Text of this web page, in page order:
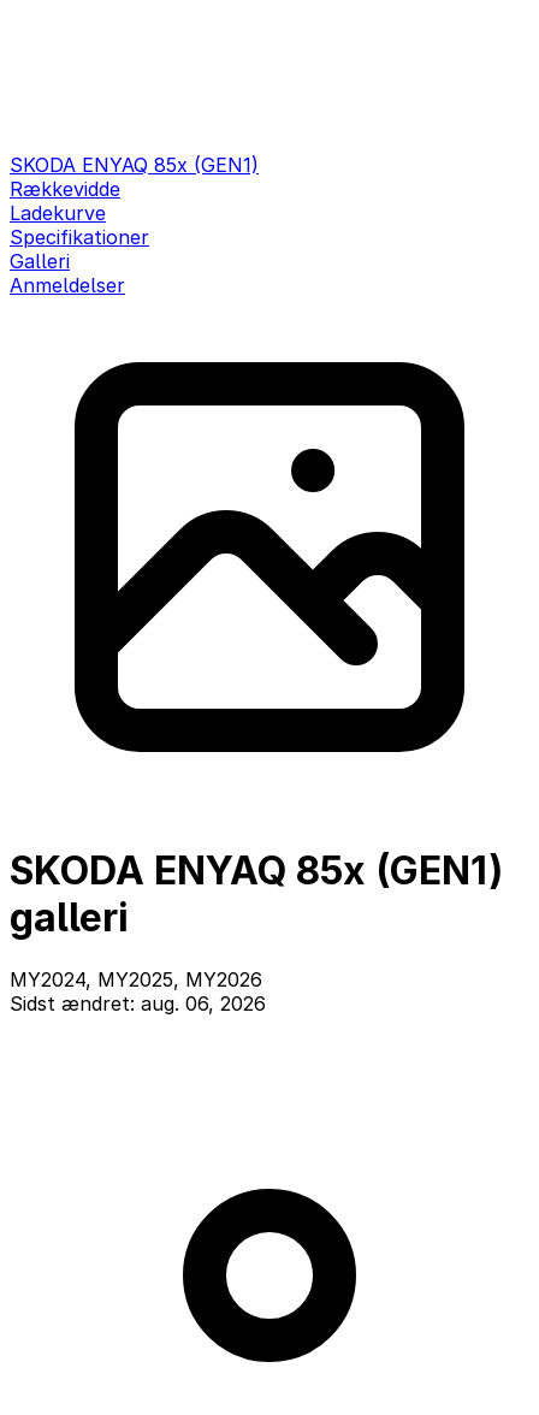
SKODA ENYAQ 85x (GEN1)
Rækkevidde
Ladekurve
Specifikationer
Galleri
Anmeldelser
SKODA ENYAQ 85x (GEN1)
galleri
MY2024, MY2025, MY2026
Sidst ændret: aug. 06, 2026